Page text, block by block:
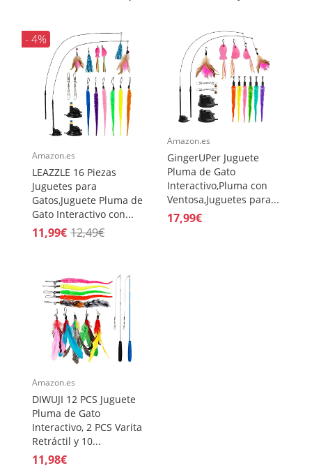
- 4%
Amazon.es
LEAZZLE 16 Piezas
Juguetes para
Gatos,Juguete Pluma de
Gato Interactivo con...
11,99€ 12,49€
Amazon.es
GingerUPer Juguete
Pluma de Gato
Interactivo,Pluma con
Ventosa,Juguetes para...
17,99€
Amazon.es
DIWUJI 12 PCS Juguete
Pluma de Gato
Interactivo, 2 PCS Varita
Retráctil y 10...
11,98€